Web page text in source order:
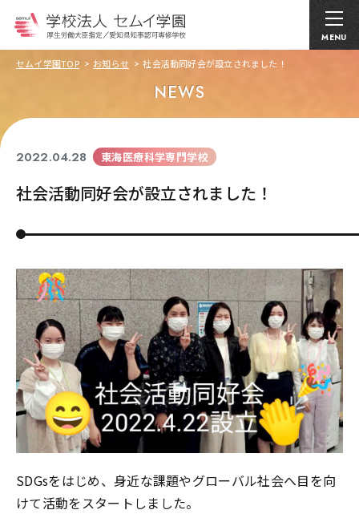
MENU
セムイ学園TOP お知らせ 社会活動同好会が設立されました！
NEWS
2022.04.28 東海医療科学専門学校
社会活動同好会が設立されました！
SDGsをはじめ、身近な課題やグローバル社会へ目を向
けて活動をスタート しました。